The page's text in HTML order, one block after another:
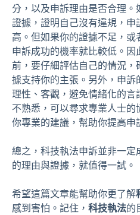
分，以及申訴理由是否合理。
證據，證明自己沒有違規，申
高。但如果你的證據不足，或
申訴成功的機率就比較低。因
前，要仔細評估自己的情況，
據支持你的主張。另外，申訴
理性、客觀，避免情緒化的言
不熟悉，可以尋求專業人士的
你專業的建議，幫助你提高申
總之，科技執法申訴並非一定
的理由與證據，就值得一試。
希望這篇文章能幫助你更了解
感到害怕。記住， 科技執法的